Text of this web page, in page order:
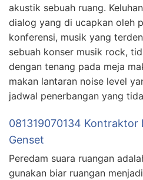
akustik sebuah ruang.
dialog yang di ucapkan oleh
konferensi, musik yang
sebuah konser musik rock,
dengan tenang pada meja
makan lantaran noise level
jadwal penerbangan yang
081319070134 Kontraktor
Genset
Peredam suara ruangan
gunakan biar ruangan